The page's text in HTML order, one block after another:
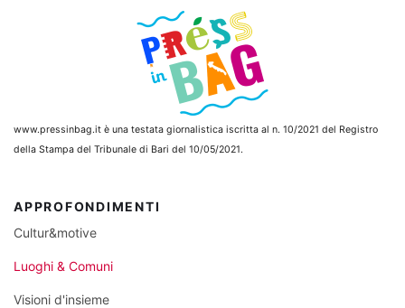
www.pressinbag.it è una testata giornalistica iscritta al n. 10/2021 del Registro
della Stampa del Tribunale di Bari del 10/05/2021.
APPROFONDIMENTI
Cultur&motive
Luoghi & Comuni
Visioni d'insieme